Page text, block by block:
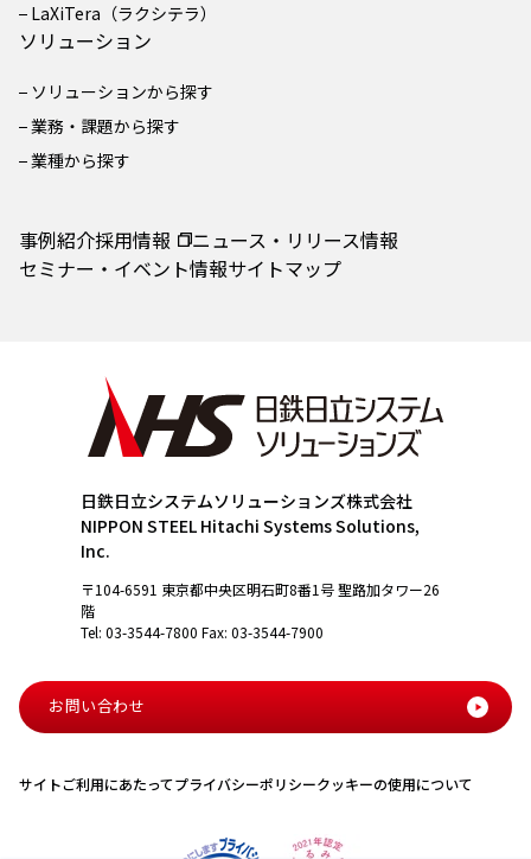
LaXiTera（ラクシテラ）
ソリューション
ソリューションから探す
業務・課題から探す
業種から探す
事例紹介採用情報
ニュース・リリース情報
セミナー・イベント情報サイトマップ
日鉄日立システムソリューションズ株式会社
NIPPON STEEL Hitachi Systems Solutions,
Inc.
〒104-6591 東京都中央区明石町8番1号 聖路加タワー26
階
Tel: 03-3544-7800 Fax: 03-3544-7900
お問い合わせ
サイトご利用にあたってプライバシーポリシークッキーの使用について